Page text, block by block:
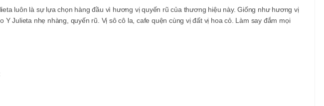
luôn là sự lựa chọn hàng đầu vì hương vị quyến rũ của thương hiệu này. Giống như hương vị
Y Julieta nhẹ nhàng, quyến rũ. Vị sô cô la, cafe quện cùng vị đất vị hoa cỏ. Làm say đắm mọi